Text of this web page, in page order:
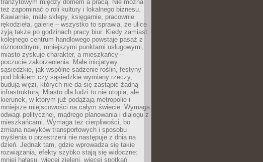
tranzytowym między domem a pracą. Nie można
też zapominać o roli kultury i lokalnego biznesu.
Kawiarnie, małe sklepy, księgarnie, pracownie
rękodzieła, galerie – wszystko to sprawia, że ulice
żyją także po godzinach pracy biur. Kiedy zamiast
kolejnego centrum handlowego powstaje pasaż z
różnorodnymi, mniejszymi punktami usługowymi,
miasto zyskuje charakter, a mieszkańcy –
poczucie zakorzenienia. Małe inicjatywy
sąsiedzkie, jak wspólne sadzenie roślin, festyny
pod blokiem czy sąsiedzkie wymiany rzeczy,
budują więzi, których nie da się zastąpić żadną
infrastrukturą. Miasto dla ludzi to nie utopia, ale
kierunek, w którym już podążają metropolie i
mniejsze miejscowości na całym świecie. Wymaga
odwagi politycznej, mądrego planowania i dialogu z
mieszkańcami. Wymaga też cierpliwości, bo
zmiana nawyków transportowych i sposobu
myślenia o przestrzeni nie następuje z dnia na
dzień. Jednak tam, gdzie wprowadza się takie
rozwiązania, efekty szybko stają się widoczne:
mniej hałasu, więcej zieleni, więcej spotkań